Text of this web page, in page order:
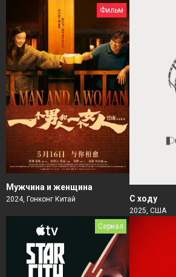
Фильм
Мужчина и женщина
2024, Гонконг Китай С ходу
2025, США
Сериал